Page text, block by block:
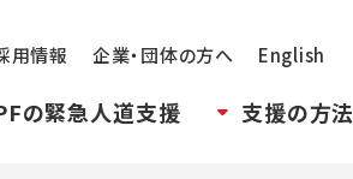
用情報 企業・団体の方へ English
の緊急人道支援 支援の方法